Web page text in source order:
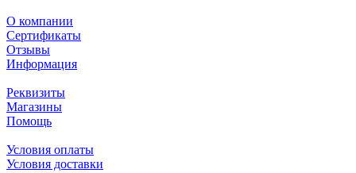
О компании
Сертификаты
Отзывы
Информация
Реквизиты
Магазины
Помощь
Условия оплаты
Условия доставки